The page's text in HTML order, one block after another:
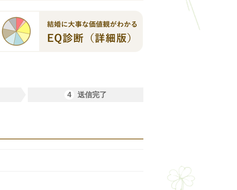
4 送信完了